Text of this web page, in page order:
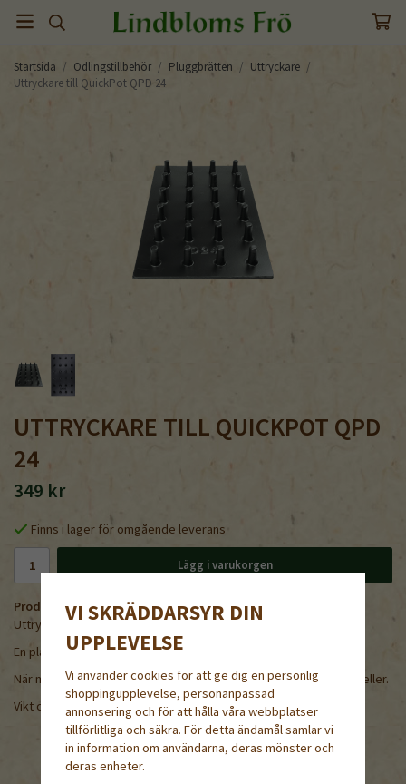
Startsida / Odlingstillbehör / Pluggbrätten / Uttryckare /
Uttryckare till QuickPot QPD 24
UTTRYCKARE TILL QUICKPOT QPD
24
349 kr
Finns i lager för omgående leverans
Lägg i varukorgen
Produktbeskrivning:
Uttryckare tillQuickPot 24
En platta med kraftiga ca 4 cm höga nabbar.
När man ställer brättet ovanpå lyfts alla plantor upp ur brättets celler.
Vikt ca 1kg.
VI SKRÄDDARSYR DIN
UPPLEVELSE
Vi använder cookies för att ge dig en personlig
shoppingupplevelse, personanpassad
annonsering och för att hålla våra webbplatser
tillförlitliga och säkra. För detta ändamål samlar vi
in information om användarna, deras mönster och
deras enheter.